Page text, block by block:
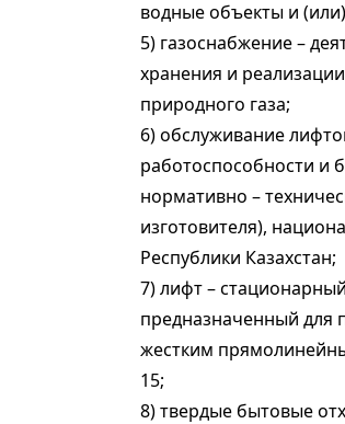
водные объекты и
5) газоснабжение –
хранения и
природного газа;
6) обслуживание
работоспособности и
нормативно –
изготовителя),
Республики Казахстан;
7) лифт –
предназначенный для
жестким
15;
8) твердые бытовые